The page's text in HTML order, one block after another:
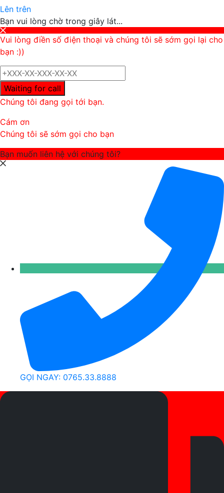
Lên trên
Bạn vui lòng chờ trong giây lát...
Vui lòng điền số điện thoại và chúng tôi sẽ sớm gọi lại cho
bạn :))
Waiting for call
Chúng tôi đang gọi tới bạn.
Cám ơn
Chúng tôi sẽ sớm gọi cho bạn
Bạn muốn liên hệ với chúng tôi?
GỌI NGAY: 0765.33.8888